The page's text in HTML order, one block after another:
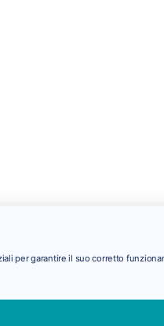
per garantire il suo corretto